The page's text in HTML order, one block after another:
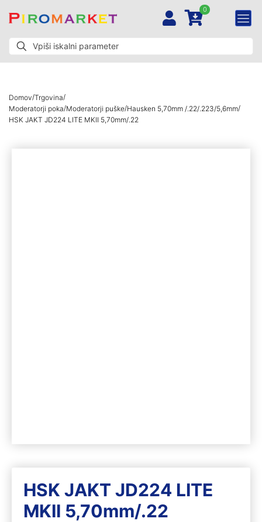
0
Domov/Trgovina/
Moderatorji poka/Moderatorji puške/Hausken 5,70mm /.22/.223/5,6mm/
HSK JAKT JD224 LITE MKII 5,70mm/.22
HSK JAKT JD224 LITE
MKII 5,70mm/.22